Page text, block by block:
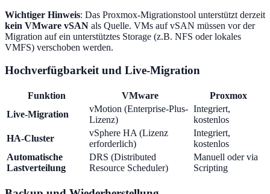
Wichtiger Hinweis: Das Proxmox-Migrationstool unterstützt derzeit
kein VMware vSAN als Quelle. VMs auf vSAN müssen vor der
Migration auf ein unterstütztes Storage (z.B. NFS oder lokales
VMFS) verschoben werden.
Hochverfügbarkeit und Live-Migration
Funktion VMware
Proxmox
Live-Migration
vMotion (Enterprise-Plus-
Lizenz)
Integriert,
kostenlos
HA-Cluster
vSphere HA (Lizenz
erforderlich)
Integriert,
kostenlos
Automatische
Lastverteilung
DRS (Distributed
Resource Scheduler)
Manuell oder via
Scripting